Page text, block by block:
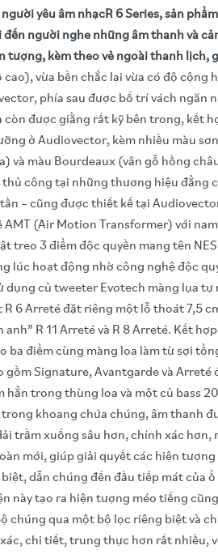
yêu âm nhạcR 6 Series, sản
người nghe những âm thanh và
tượng, kèm theo vẻ ngoài thanh lịch,
vừa bền chắc lại vừa có độ cộng
phía sau được bố trí vách ngăn
được giằng rất kỹ bên trong, kết
ở Audiovector, kèm nhiều màu
và màu Bourdeaux (vân gỗ hồng
thủ công tại những thương hiệu đẳng
– cũng được thiết kế tại
AMT (Air Motion Transformer) với
treo 3 điểm độc quyền mang tên
lúc hoạt động nhờ công nghệ độc
củ tweeter Evotech màng lụa tự
6 Arreté đặt riêng một lỗ thoát 7,5
R 11 Arreté và R 8 Arreté. Kết
điểm cùng màng loa làm từ sợi
gồm Signature, Avantgarde và Arreté
hẳn trong thùng loa và một củ bass
khoang chứa chúng, âm thanh
trầm xuống sâu hơn, chính xác hơn,
mới, giúp giải quyết các hiện
dẫn chúng đến đầu tiếp mát của
này tạo ra hiện tượng méo tiếng
chúng qua một bộ lọc riêng biệt và
chi tiết, trung thực hơn rất nhiều,